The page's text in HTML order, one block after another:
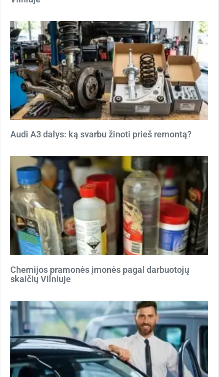
Audi A3 dalys: ką svarbu žinoti prieš remontą?
Chemijos pramonės įmonės pagal darbuotojų
skaičių Vilniuje